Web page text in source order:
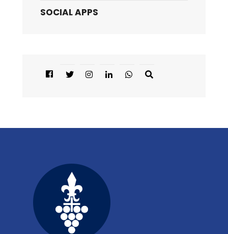
SOCIAL APPS